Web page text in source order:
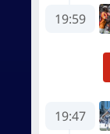
19:59
19:47